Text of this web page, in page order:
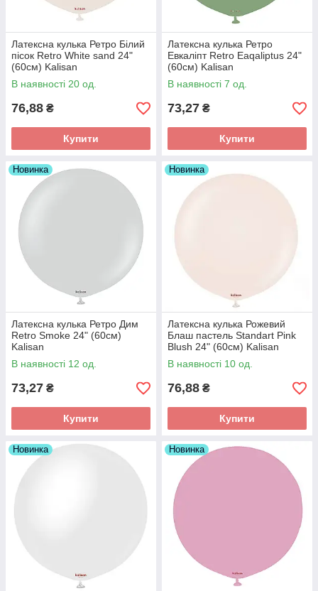
Латексна кулька Ретро Білий
пісок Retro White sand 24"
(60см) Kalisan
В наявності 20 од.
76,88 ₴
Купити
Латексна кулька Ретро
Евкаліпт Retro Eaqaliptus 24"
(60см) Kalisan
В наявності 7 од.
73,27 ₴
Купити
Новинка
Латексна кулька Ретро Дим
Retro Smoke 24" (60см)
Kalisan
В наявності 12 од.
73,27 ₴
Купити
Новинка
Латексна кулька Рожевий
Блаш пастель Standart Pink
Blush 24" (60см) Kalisan
В наявності 10 од.
76,88 ₴
Купити
Новинка Новинка